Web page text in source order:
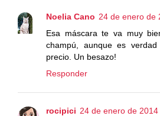
Noelia Cano 24 de enero de
Esa máscara te va muy
champú, aunque es
precio. Un besazo!
Responder
rocipici 24 de enero de